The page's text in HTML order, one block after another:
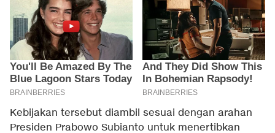
Kebijakan tersebut diambil sesuai dengan arahan
Presiden Prabowo Subianto untuk menertibkan